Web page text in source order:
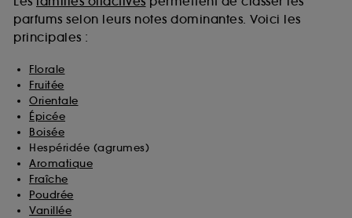
parfums selon leurs notes dominantes. Voici les
principales :
Florale
Fruitée
Orientale
Épicée
Boisée
Hespéridée (agrumes)
Aromatique
Fraîche
Poudrée
Vanillée
moment choisir de retirer votrte consentement. Si vous
souhaitez obtenir plus d'information sur les cookies
utilisés, cliquez